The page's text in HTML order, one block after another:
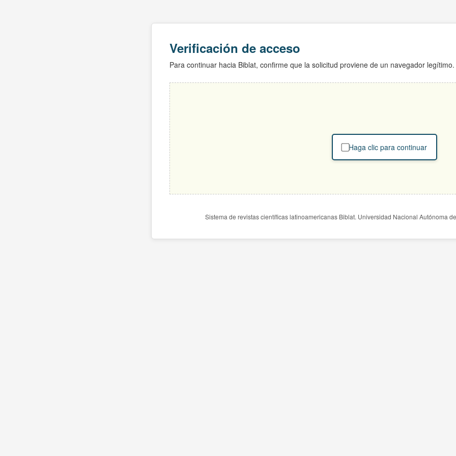
Verificación de acceso
Para continuar hacia Biblat, confirme que la solicitud proviene de un navegador legítimo.
Haga clic para continuar
Sistema de revistas científicas latinoamericanas Biblat. Universidad Nacional Autónoma